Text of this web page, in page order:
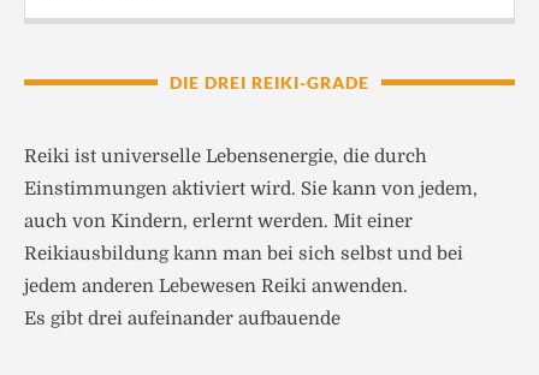
DIE DREI REIKI-GRADE
Reiki ist universelle Lebensenergie, die durch
Einstimmungen aktiviert wird. Sie kann von jedem,
auch von Kindern, erlernt werden. Mit einer
Reikiausbildung kann man bei sich selbst und bei
jedem anderen Lebewesen Reiki anwenden.
Es gibt drei aufeinander aufbauende